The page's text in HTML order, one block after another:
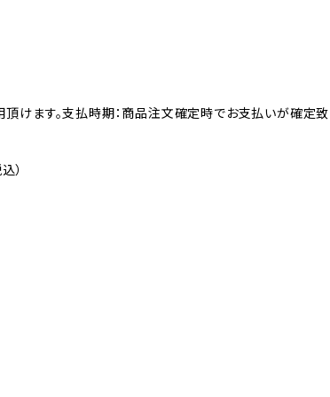
頂けます。支払時期：商品注文確定時でお支払いが確定致
）